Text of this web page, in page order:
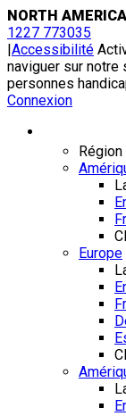
Skip
to
content
NORTH AMERICA
1227 773035
|Accessibilité
naviguer sur notre
personnes
Connexion
Région
Europe